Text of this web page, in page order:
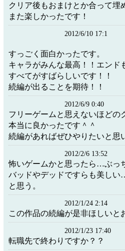
クリア後もおまけとか合って埋
また楽しかったです！
2012/6/10 17:1
すっごく面白かったです。
キャラがみんな最高！！エンド
すべてがすばらしいです！！
続編が出ることを期待！！
2012/6/9 0:40
フリーゲームと思えないほどの
本当に良かったです＾＾
続編があればぜひやりたいと思
2012/2/6 13:52
怖いゲームかと思ったら…ぶっ
バッドやデッドですらも美し
と思う。
2012/1/24 2:14
この作品の続編が是非ほしいと
2012/1/23 17:40
転職先で終わりですか？？